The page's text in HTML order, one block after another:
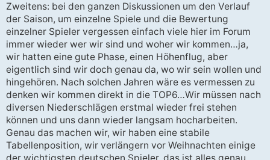
Zweitens: bei den ganzen Diskussionen um den Verlauf
der Saison, um einzelne Spiele und die Bewertung
einzelner Spieler vergessen einfach viele hier im Forum
immer wieder wer wir sind und woher wir kommen…ja,
wir hatten eine gute Phase, einen Höhenflug, aber
eigentlich sind wir doch genau da, wo wir sein wollen und
hingehören. Nach solchen Jahren wäre es vermessen zu
denken wir kommen direkt in die TOP6…Wir müssen nach
diversen Niederschlägen erstmal wieder frei stehen
können und uns dann wieder langsam hocharbeiten.
Genau das machen wir, wir haben eine stabile
Tabellenposition, wir verlängern vor Weihnachten einige